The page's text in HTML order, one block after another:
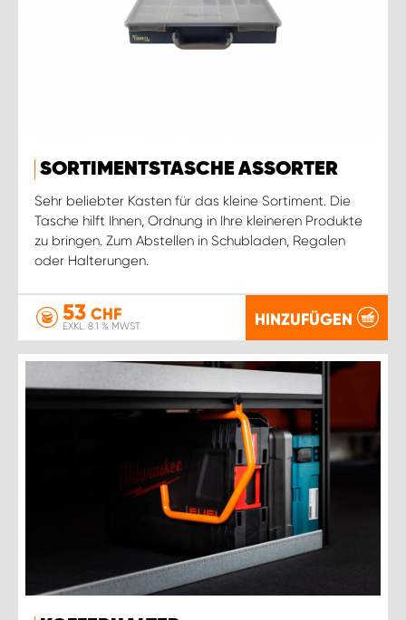
SORTIMENTSTASCHE ASSORTER
Sehr beliebter Kasten für das kleine Sortiment. Die
Tasche hilft Ihnen, Ordnung in Ihre kleineren Produkte
zu bringen. Zum Abstellen in Schubladen, Regalen
oder Halterungen.
53 CHF
EXKL. 8.1 % MWST. HINZUFÜGEN